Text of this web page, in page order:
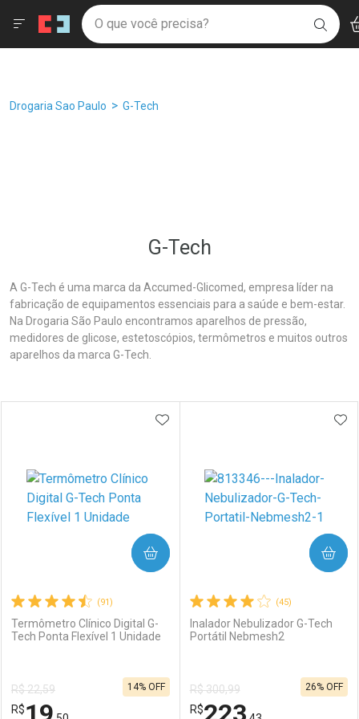
Drogaria São Paulo
Ir direto para a home
pela página
Ir direto para o conteúdo
Ir direto para a busca
Ir direto para a notificações
Faça a sua busca
O que você precisa?
Menu
Breadcrumb
Drogaria Sao Paulo G-Tech
G-Tech
A G-Tech é uma marca da Accumed-Glicomed, empresa líder na
fabricação de equipamentos essenciais para a saúde e bem-estar.
Na Drogaria São Paulo encontramos aparelhos de pressão,
medidores de glicose, estetoscópios, termômetros e muitos outros
aparelhos da marca G-Tech.
(91)
Termômetro Clínico Digital G-
Tech Ponta Flexível 1 Unidade
R$ 22,59
R$
14% OFF
ADICIONAR AOS FAVORITOS
COMPRAR
(45)
Inalador Nebulizador G-Tech
Portátil Nebmesh2
R$ 300,99
R$
26% OFF
COMPRAR
Âncoras
Filtros Ordenar por